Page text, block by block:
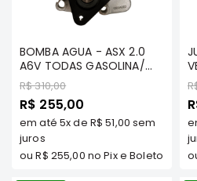
Triton
e
Freio
Correias
BOMBA AGUA - ASX 2.0
A6V TODAS GASOLINA/
OUTLANDER 2.0 16
GASOLINA/ LANCER 2.0 16V
GASOLINA - TECNOPART -
MTBA083 TP
Preço
R$ 310,00
Preço
Especial
R$ 255,00
em até 5xde R$ 51,00 sem
juros
ouR$ 255,00 no Pix e Boleto